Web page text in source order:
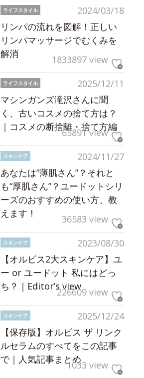
2024/03/18
ライフスタイル
リンパの流れを図解！正しい
リンパマッサージでむくみを
解消
1833897 view
2025/12/11
ライフスタイル
マシンガンズ滝沢さんに聞
く、古いコスメの捨て方は？
｜コスメの断捨離・捨て方編
65891 view
2024/11/27
スキンケア
あなたは“薄肌さん”？それと
も“厚肌さん”？ユードットシリ
ーズのおすすめの使い方、教
えます！
36583 view
2023/08/30
スキンケア
【オルビス2大スキンケア】ユ
ー or ユードット 私にはどっ
ち？｜Editor’s view226609 view
2025/12/24
スキンケア
【保存版】オルビス ザ リンク
ルセラムのすべてをこの記事
で｜人気記事まとめ1033 view